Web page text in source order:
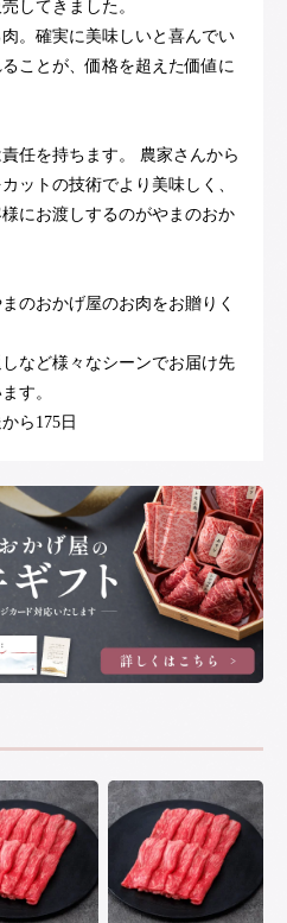
してきました。
。確実に美味しいと喜んでい
ことが、価格を超えた価値に
任を持ちます。 農家さんから
ットの技術でより美味しく、
にお渡しするのがやまのおか
のおかげ屋のお肉をお贈りく
など様々なシーンでお届け先
す。
ら175日